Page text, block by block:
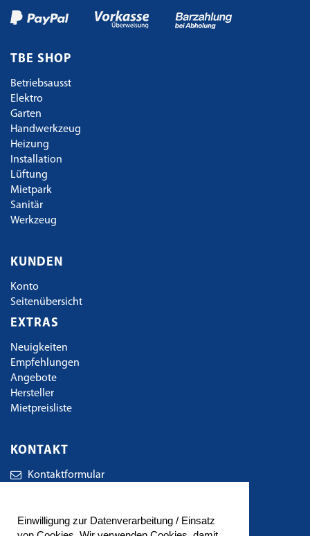
Einwilligung zur Datenverarbeitung / Einsatz
TBE SHOP
Betriebsausst
Elektro
Garten
Handwerkzeug
Heizung
Installation
Lüftung
Mietpark
Sanitär
Werkzeug
KUNDEN
Konto
Seitenübersicht
EXTRAS
Neuigkeiten
Empfehlungen
Angebote
Hersteller
Mietpreisliste
KONTAKT
Kontaktformular
Wirkerstrasse 38